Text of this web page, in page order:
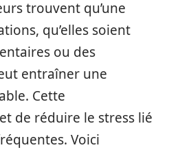
trouvent qu’une
qu’elles soient
ou des
entraîner une
Cette
de réduire le stress lié
Voici